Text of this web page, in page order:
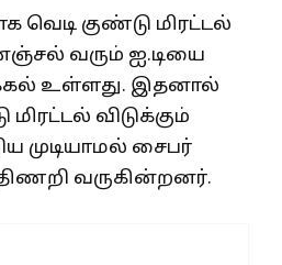
வெடி குண்டு மிரட்டல்
வரும் ஐ.டியை
உள்ளது. இதனால்
விடுக்கும்
முடியாமல் சைபர்
வருகின்றனர்.